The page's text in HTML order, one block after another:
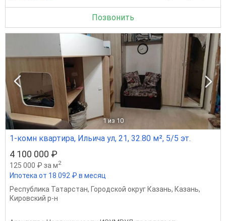
Позвонить
1 из 10
1-комн квартира, Ильича ул, 21, 32.80 м², 5/5 эт.
4 100 000 ₽
125 000 ₽ за м2
Ипотека от 18 092 ₽ в месяц
Республика Татарстан, Городской округ Казань, Казань,
Кировский р-н